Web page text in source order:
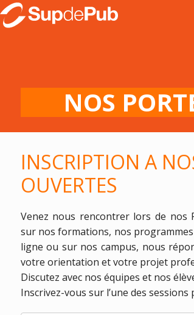
NOS
INSCRIPTION A
OUVERTES
Venez nous rencontrer lors de nos
sur nos formations, nos
ligne ou sur nos campus, nous
votre orientation et votre projet
Discutez avec nos équipes et nos
Inscrivez-vous sur l’une des sessions